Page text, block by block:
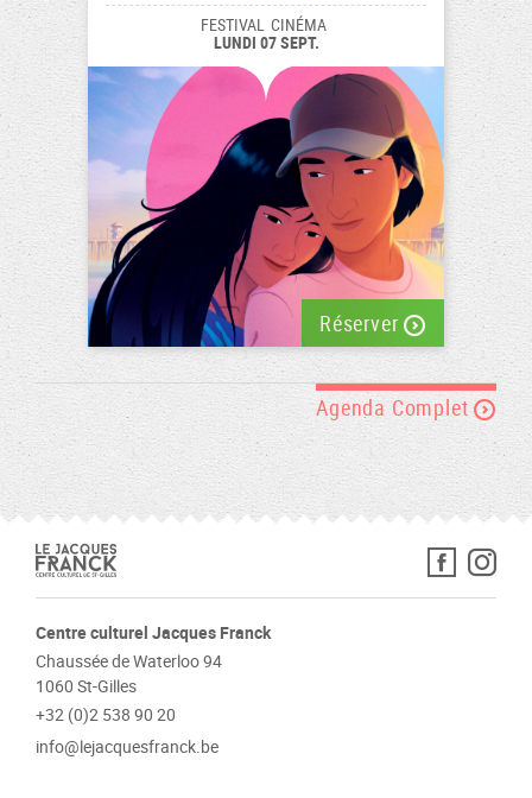
FESTIVAL CINÉMA
LUNDI 07 SEPT.
Réserver
Agenda Complet
Centre culturel Jacques Franck
Chaussée de Waterloo 94
1060 St-Gilles
+32 (0)2 538 90 20
info@lejacquesfranck.be